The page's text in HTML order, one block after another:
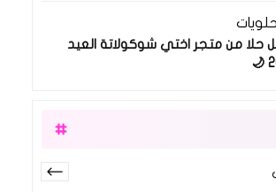
حلا من متجر اختي شوكولاتة العيد